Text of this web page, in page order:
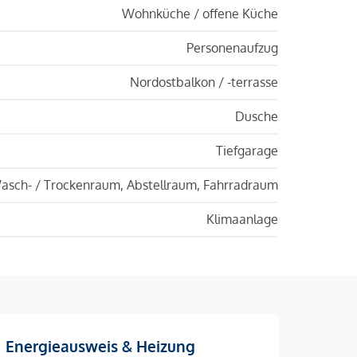
Wohnküche / offene Küche
Personenaufzug
Nordostbalkon / -terrasse
Dusche
Tiefgarage
/ Trockenraum, Abstellraum, Fahrradraum
Klimaanlage
Energieausweis & Heizung